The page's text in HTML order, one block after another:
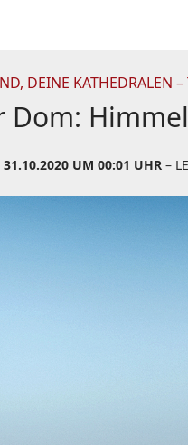
DEINE KATHEDRALEN
Dom:
31.10.2020 UM 00:01 UHR –